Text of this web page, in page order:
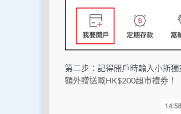
第二步：記得開戶時輸入小斯
額外贈送嘅HK$200超市禮券！